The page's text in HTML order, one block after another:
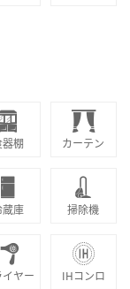
棚 カーテン
蔵庫 掃除機
イヤー IHコンロ